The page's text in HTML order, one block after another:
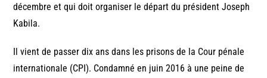
décembre et qui doit organiser le départ du président Joseph
Kabila.
Il vient de passer dix ans dans les prisons de la Cour pénale
internationale (CPI). Condamné en juin 2016 à une peine de